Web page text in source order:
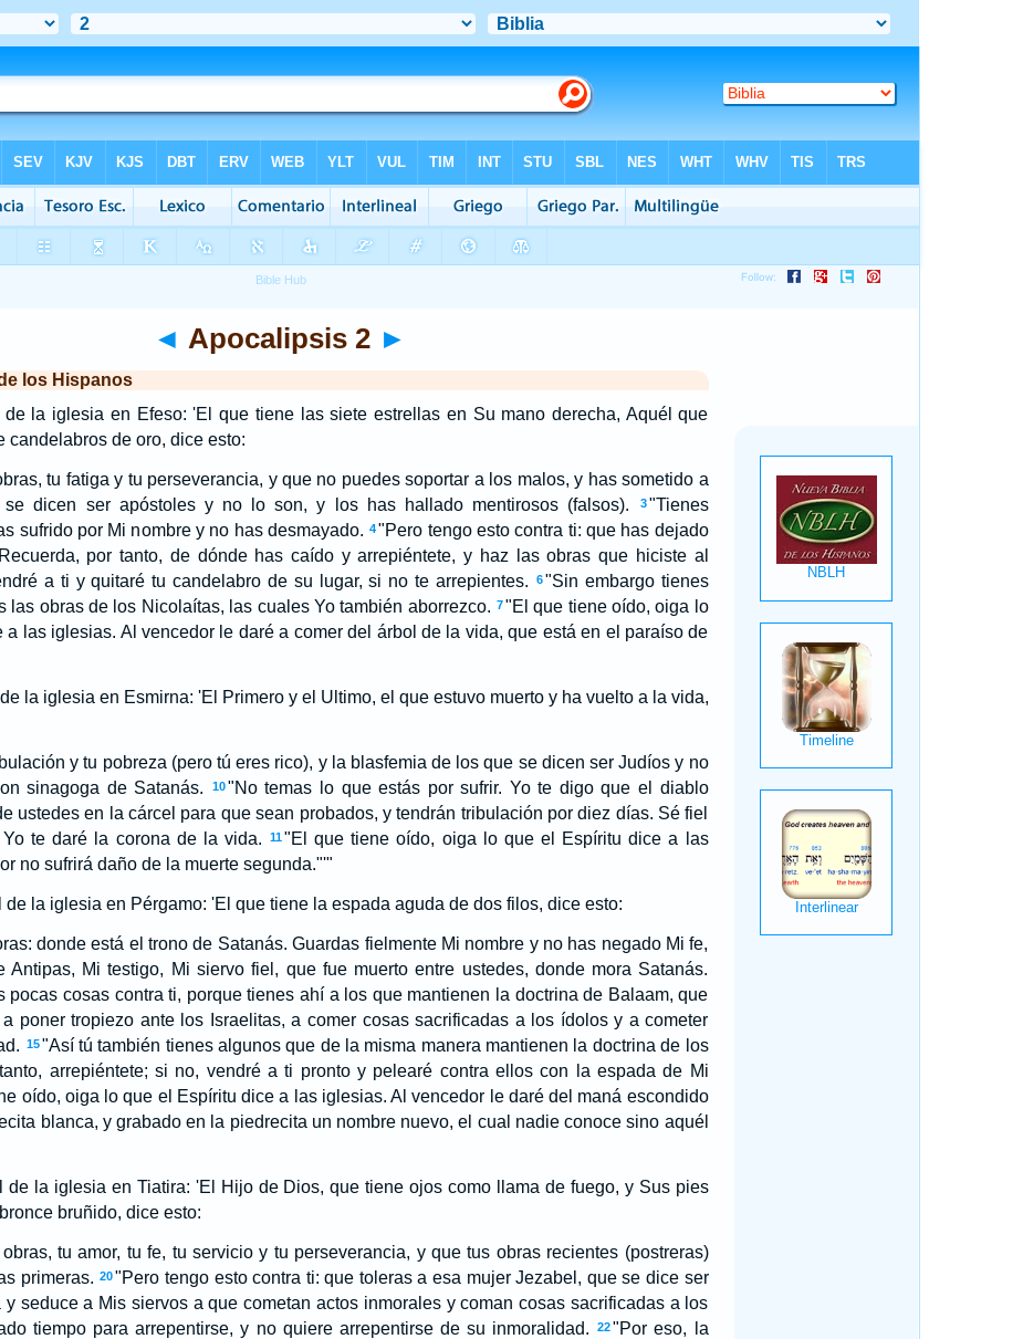
◄ Apocalipsis 2 ►
los Hispanos
la iglesia en Efeso: 'El que tiene las siete estrellas en Su mano derecha, Aquél que
candelabros de oro, dice esto:
tu fatiga y tu perseverancia, y que no puedes soportar a los malos, y has sometido a
dicen ser apóstoles y no lo son, y los has hallado mentirosos (falsos).
3 "Tienes
sufrido por Mi nombre y no has desmayado. 4"Pero tengo esto contra ti: que has dejado
por tanto, de dónde has caído y arrepiéntete, y haz las obras que hiciste al
a ti y quitaré tu candelabro de su lugar, si no te arrepientes.
6"Sin embargo tienes
las obras de los Nicolaítas, las cuales Yo también aborrezco. 7"El que tiene oído, oiga lo
a las iglesias. Al vencedor le daré a comer del árbol de la vida, que está en el paraíso de
la iglesia en Esmirna: 'El Primero y el Ultimo, el que estuvo muerto y ha vuelto a la vida,
y tu pobreza (pero tú eres rico), y la blasfemia de los que se dicen ser Judíos y no
sinagoga de Satanás.
10"No temas lo que estás por sufrir. Yo te digo que el diablo
ustedes en la cárcel para que sean probados, y tendrán tribulación por diez días. Sé fiel
te daré la corona de la vida.
11"El que tiene oído, oiga lo que el Espíritu dice a las
no sufrirá daño de la muerte segunda."'"
la iglesia en Pérgamo: 'El que tiene la espada aguda de dos filos, dice esto:
donde está el trono de Satanás. Guardas fielmente Mi nombre y no has negado Mi fe,
Mi testigo, Mi siervo fiel, que fue muerto entre ustedes, donde mora Satanás.
pocas cosas contra ti, porque tienes ahí a los que mantienen la doctrina de Balaam, que
poner tropiezo ante los Israelitas, a comer cosas sacrificadas a los ídolos y a cometer
15 "Así tú también tienes algunos que de la misma manera mantienen la doctrina de los
arrepiéntete; si no, vendré a ti pronto y pelearé contra ellos con la espada de Mi
oído, oiga lo que el Espíritu dice a las iglesias. Al vencedor le daré del maná escondido
blanca, y grabado en la piedrecita un nombre nuevo, el cual nadie conoce sino aquél
de la iglesia en Tiatira: 'El Hijo de Dios, que tiene ojos como llama de fuego, y Sus pies
bruñido, dice esto:
tu amor, tu fe, tu servicio y tu perseverancia, y que tus obras recientes (postreras)
primeras. 20 "Pero tengo esto contra ti: que toleras a esa mujer Jezabel, que se dice ser
y seduce a Mis siervos a que cometan actos inmorales y coman cosas sacrificadas a los
tiempo para arrepentirse, y no quiere arrepentirse de su inmoralidad. 22"Por eso, la